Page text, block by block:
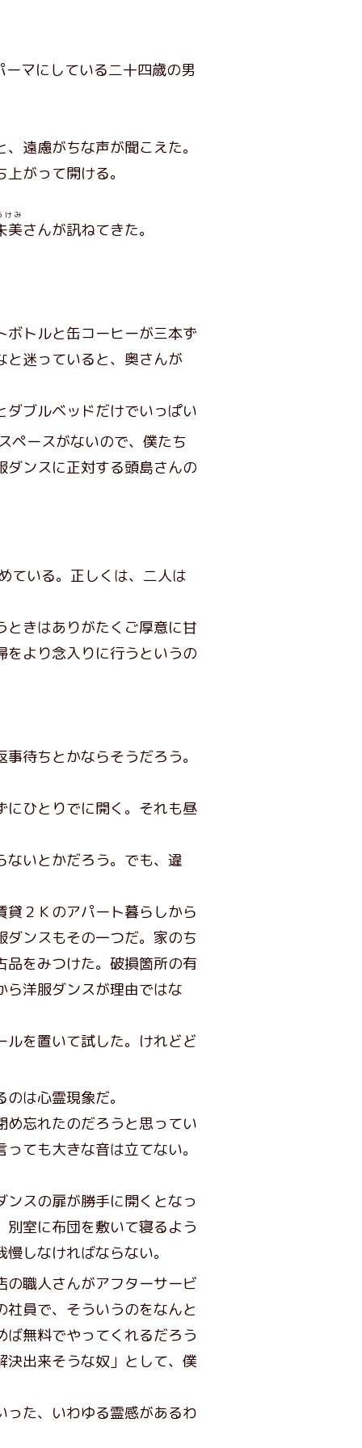
マにしている二十四歳の男
遠慮がちな声が聞こえた。
がって開ける。
美
けみ
さんが訊ねてきた。
トルと缶コーヒーが三本ず
と迷っていると、奥さんが
ブルベッドだけでいっぱい
ペースがないので、僕たち
ンスに正対する頭島さんの
ている。正しくは、二人は
きはありがたくご厚意に甘
より念入りに行うというの
待ちとかならそうだろう。
ひとりでに開く。それも昼
いとかだろう。でも、違
２Ｋのアパート暮らしから
ンスもその一つだ。家のち
品をみつけた。破損箇所の有
ら洋服ダンスが理由ではな
を置いて試した。けれどど
のは心霊現象だ。
忘れたのだろうと思ってい
ても大きな音は立てない。
スの扉が勝手に開くとなっ
室に布団を敷いて寝るよう
しなければならない。
の職人さんがアフターサービ
員で、そういうのをなんと
無料でやってくれるだろう
出来そうな奴」として、僕
た、いわゆる霊感があるわ